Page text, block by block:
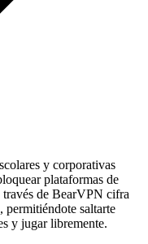
y corporativas
plataformas de
de BearVPN cifra
saltarte
y jugar libremente.